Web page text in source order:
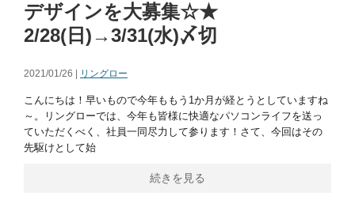
デザインを大募集☆★
2/28(日)→3/31(水)〆切
2021/01/26 | リングロー
こんにちは！早いもので今年ももう1か月が経とうとしていますね
～。リングローでは、今年も皆様に快適なパソコンライフを送っ
ていただくべく、社員一同尽力して参ります！さて、今回はその
先駆けとして始
続きを見る